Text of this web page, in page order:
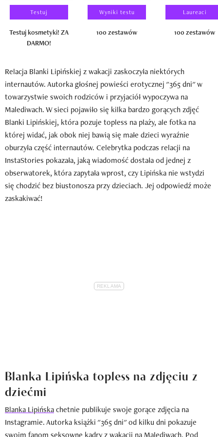
Testuj
Testuj kosmetyki! ZA
DARMO!
Wyniki testu
100 zestawów
Laureaci
100 zestawów
Relacja Blanki Lipińskiej z wakacji zaskoczyła niektórych
internautów. Autorka głośnej powieści erotycznej "365 dni" w
towarzystwie swoich rodziców i przyjaciół wypoczywa na
Malediwach. W sieci pojawiło się kilka bardzo gorących zdjęć
Blanki Lipińskiej, która pozuje topless na plaży, ale fotka na
której widać, jak obok niej bawią się małe dzieci wyraźnie
oburzyła część internautów. Celebrytka podczas relacji na
InstaStories pokazała, jaką wiadomość dostała od jednej z
obserwatorek, która zapytała wprost, czy Lipińska nie wstydzi
się chodzić bez biustonosza przy dzieciach. Jej odpowiedź może
zaskakiwać!
Blanka Lipińska topless na zdjęciu z
dziećmi
Blanka Lipińskachetnie publikuje swoje gorące zdjęcia na
Instagramie. Autorka książki "365 dni" od kilku dni pokazuje
swoim fanom seksowne kadry z wakacji na Malediwach. Pod